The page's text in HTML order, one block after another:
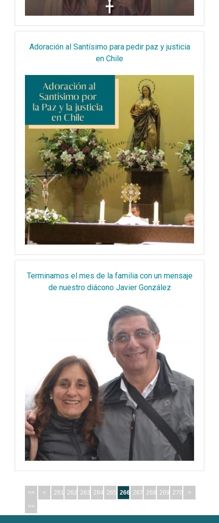
Adoración al Santísimo para pedir paz y justicia
en Chile
Terminamos el mes de la familia con un mensaje
de nuestro diácono Javier González
<< < 261 262 263 264 265 266 267 268 269 270
>
>>